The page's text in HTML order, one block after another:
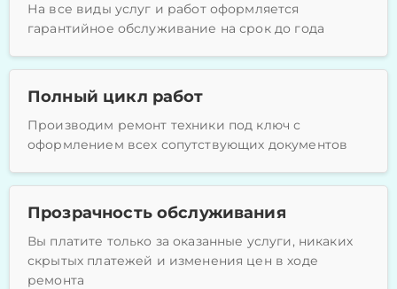
На все виды услуг и работ оформляется
гарантийное обслуживание на срок до года
Полный цикл работ
Производим ремонт техники под ключ с
оформлением всех сопутствующих документов
Прозрачность обслуживания
Вы платите только за оказанные услуги, никаких
скрытых платежей и изменения цен в ходе
ремонта